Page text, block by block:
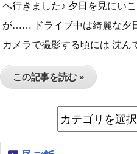
へ行きました♪ 夕日を見にい
が…… ドライブ中は綺麗な夕
カメラで撮影する頃には 沈
この記事を読む »